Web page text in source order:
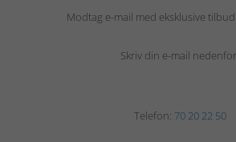
Modtag e-mail med eksklusive
Skriv din e-mail
Telefon: 70 20 22 50